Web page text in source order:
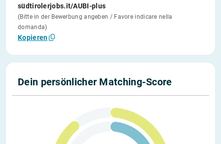
südtirolerjobs.it/AUBI-plus
(Bitte in der Bewerbung angeben / Favore indicare nella
domanda)
Kopieren
Dein persönlicher Matching-Score